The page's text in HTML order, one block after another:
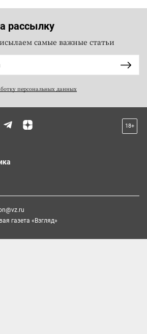
рассылку
самые важные статьи
персональных данных
18+
газета «Взгляд»